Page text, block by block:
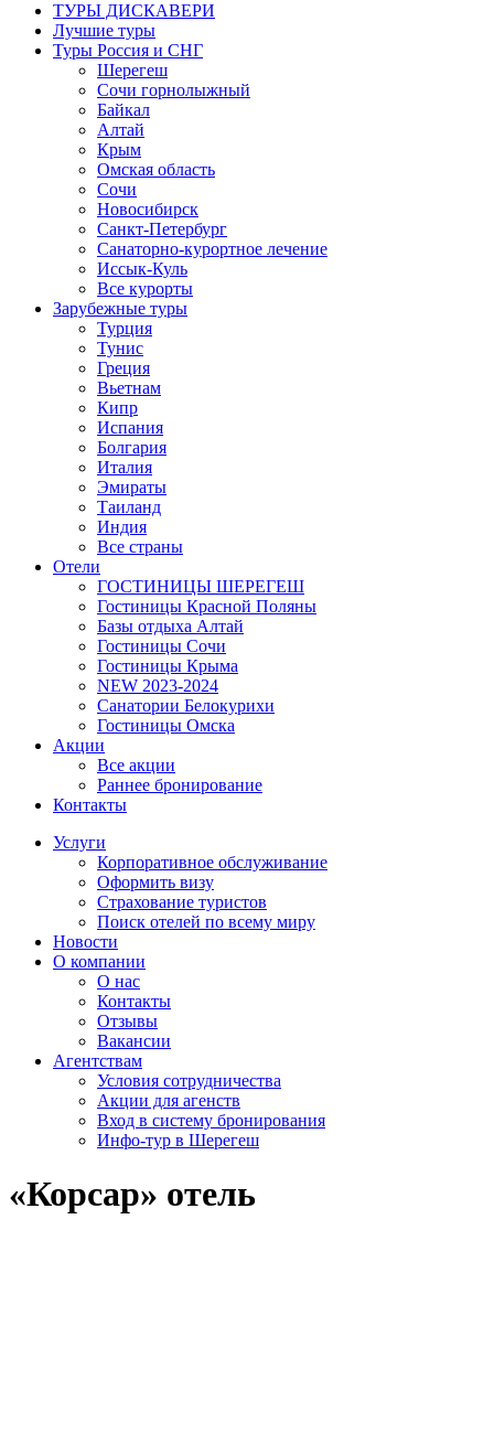
ТУРЫ ДИСКАВЕРИ
Лучшие туры
Туры Россия и СНГ
Шерегеш
Сочи горнолыжный
Байкал
Алтай
Крым
Омская область
Сочи
Новосибирск
Санкт-Петербург
Санаторно-курортное лечение
Иссык-Куль
Все курорты
Зарубежные туры
Турция
Тунис
Греция
Вьетнам
Кипр
Испания
Болгария
Италия
Эмираты
Таиланд
Индия
Все страны
Отели
ГОСТИНИЦЫ ШЕРЕГЕШ
Гостиницы Красной Поляны
Базы отдыха Алтай
Гостиницы Сочи
Гостиницы Крыма
NEW 2023-2024
Санатории Белокурихи
Гостиницы Омска
Акции
Все акции
Раннее бронирование
Контакты
Услуги
Корпоративное обслуживание
Оформить визу
Страхование туристов
Поиск отелей по всему миру
Новости
О компании
О нас
Контакты
Отзывы
Вакансии
Агентствам
Условия сотрудничества
Акции для агенств
Вход в систему бронирования
Инфо-тур в Шерегеш
«Корсар» отель